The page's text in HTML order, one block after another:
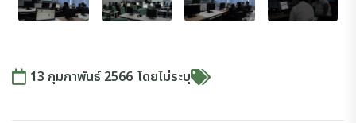
13 กุมภาพันธ์ 2566 โดยไม่ระบุ